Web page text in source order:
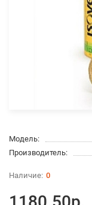
Модель:
Производитель:
0